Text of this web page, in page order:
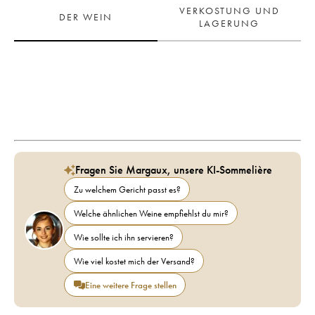
DER WEIN
VERKOSTUNG UND
LAGERUNG
Fragen Sie Margaux, unsere KI-Sommelière
Zu welchem Gericht passt es?
Welche ähnlichen Weine empfiehlst du mir?
Wie sollte ich ihn servieren?
Wie viel kostet mich der Versand?
Eine weitere Frage stellen